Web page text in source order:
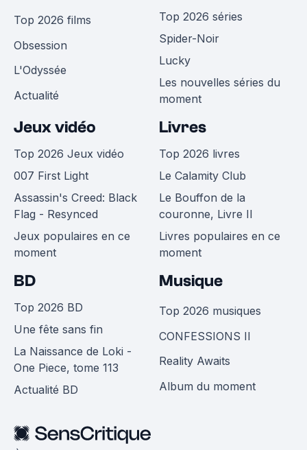
Top 2026 films
Obsession
L'Odyssée
Actualité
Top 2026 séries
Spider-Noir
Lucky
Les nouvelles séries du
moment
Jeux vidéo
Top 2026 Jeux vidéo
007 First Light
Assassin's Creed: Black
Flag - Resynced
Jeux populaires en ce
moment
Livres
Top 2026 livres
Le Calamity Club
Le Bouffon de la
couronne, Livre II
Livres populaires en ce
moment
BD
Top 2026 BD
Une fête sans fin
La Naissance de Loki -
One Piece, tome 113
Actualité BD
Musique
Top 2026 musiques
CONFESSIONS II
Reality Awaits
Album du moment